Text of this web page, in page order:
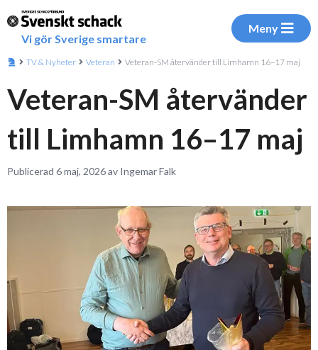
Vi gör Sverige smartare
Meny
TV & Nyheter Veteran Veteran-SM återvänder till Limhamn 16–17 maj
Veteran-SM återvänder
till Limhamn 16–17 maj
Publicerad 6 maj, 2026 av Ingemar Falk